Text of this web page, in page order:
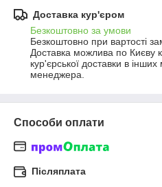
Доставка кур'єром
Безкоштовно за умови
Безкоштовно при вартості
Доставка можлива по Києву
кур'єрської доставки в
менеджера.
Способи оплати
Післяплата